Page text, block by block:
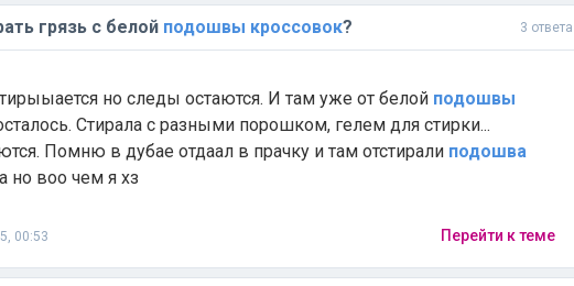
грязь с белой подошвы кроссовок? 3 ответа
но следы остаются. И там уже от белой подошвы
Стирала с разными порошком, гелем для стирки...
Помню в дубае отдаал в прачку и там отстирали подошва
но воо чем я хз
00:53 Перейти к теме